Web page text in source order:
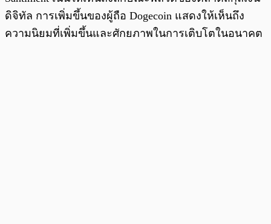
ดิจิทัล การเพิ่มขึ้นของผู้ถือ Dogecoin แสดงให้เห็นถึง
ความนิยมที่เพิ่มขึ้นและศักยภาพในการเติบโตในอนาคต